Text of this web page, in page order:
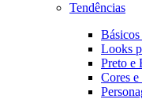
Tendências
Básicos
Looks
Preto e
Cores e